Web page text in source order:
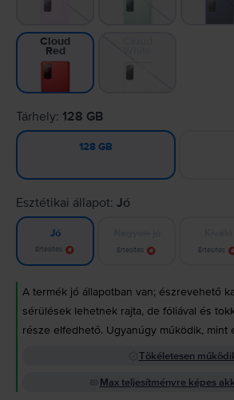
Cloud
Red
Tárhely: 128 GB
128 GB
Esztétikai állapot: Jó
Jó
Értesítés Értesítés Értesítés
A termék jó állapotban van; észrevehető
sérülések lehetnek rajta, de fóliával és
része elfedhető. Ugyanúgy működik, mint
Tökéletesen
Max teljesítményre képes